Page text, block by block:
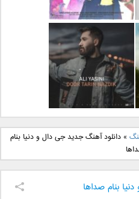
دانلود آهنگ جدید فرزاد
فرزین بنام آتیش
دانلود آهنگ جدید علی
یاسینی بنام دورترین نزدیک
»دانلود آهنگ جدید جی دال و دنیا بنام
بنام صداها